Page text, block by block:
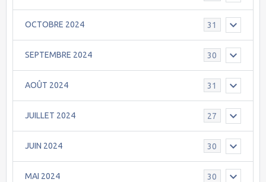
OCTOBRE 2024 31
SEPTEMBRE 2024 30
AOÛT 2024 31
JUILLET 2024 27
JUIN 2024 30
MAI 2024 30